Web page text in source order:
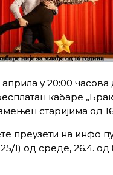
априла у 20:00
кабаре
старијима од
преузети на инфо
1) од среде, 26.4. од